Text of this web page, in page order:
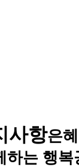
사항은
하는 행복